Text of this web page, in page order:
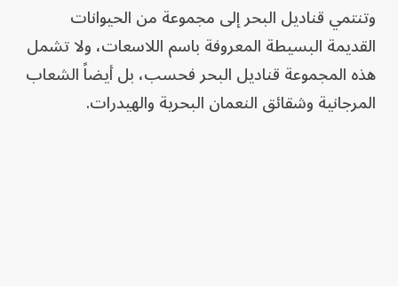
وتنتمي قناديل البحر إلى مجموعة من الحيوانات
القديمة البسيطة المعروفة باسم اللاسعات، ولا تشمل
هذه المجموعة قناديل البحر فحسب، بل أيضاً الشعاب
المرجانية وشقائق النعمان البحرية والهيدرات.